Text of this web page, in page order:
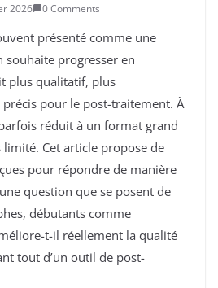
2026 0 Comments
présenté comme une
souhaite progresser en
plus qualitatif, plus
pour le post-traitement. À
parfois réduit à un format grand
Cet article propose de
pour répondre de manière
question que se posent de
débutants comme
t-il réellement la qualité
tout d’un outil de post-